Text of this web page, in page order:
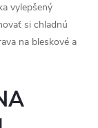
vylepšený
si chladnú
na bleskové a